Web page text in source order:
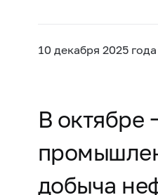
10 декабря 2025 года
В октябре
добыча